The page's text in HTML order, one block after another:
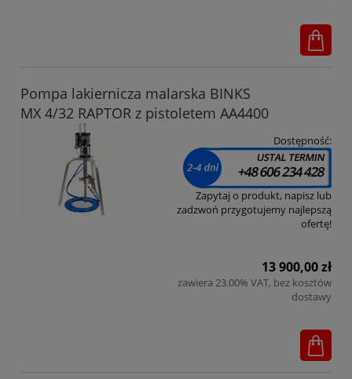
Pompa lakiernicza malarska BINKS
MX 4/32 RAPTOR z pistoletem AA4400
Dostępność:
Zapytaj o produkt, napisz lub
zadzwoń przygotujemy najlepszą
ofertę!
13 900,00 zł
zawiera 23.00% VAT, bez kosztów
dostawy